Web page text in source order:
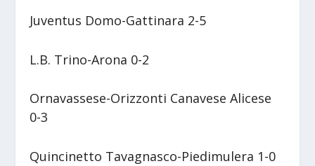
Juventus Domo-Gattinara 2-5
L.B. Trino-Arona 0-2
Ornavassese-Orizzonti Canavese Alicese
0-3
Quincinetto Tavagnasco-Piedimulera 1-0